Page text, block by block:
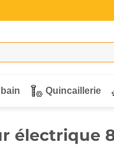
Quincaillerie
électrique